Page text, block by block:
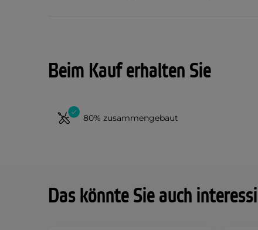
Beim Kauf erhalten Sie
80% zusammengebaut
Das könnte Sie auch